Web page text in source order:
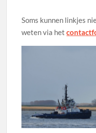
Soms kunnen linkjes
weten via het